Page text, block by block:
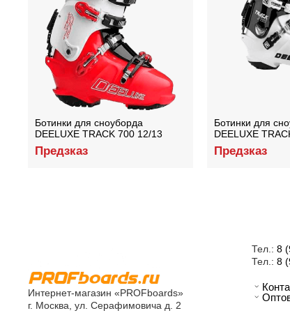
Ботинки для сноуборда
DEELUXE TRACK 700 12/13
Предзказ
Ботинки для
DEELUXE
Предзказ
Интернет-магазин «PROFboards»
г. Москва, ул. Серафимовича д. 2
Тел.: 8
Тел.: 8